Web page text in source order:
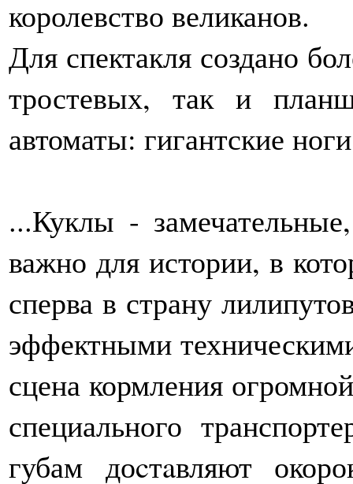
королевство великанов.
Для спектакля создано
тростевых, так и
автоматы: гигантские
...Куклы -
важно для истории, в
сперва в страну
эффектными
сцена кормления
специального
губам доcтaвляют